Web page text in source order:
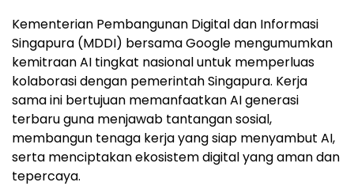
Kementerian Pembangunan Digital dan Informasi
Singapura (MDDI) bersama Google mengumumkan
kemitraan AI tingkat nasional untuk memperluas
kolaborasi dengan pemerintah Singapura. Kerja
sama ini bertujuan memanfaatkan AI generasi
terbaru guna menjawab tantangan sosial,
membangun tenaga kerja yang siap menyambut AI,
serta menciptakan ekosistem digital yang aman dan
tepercaya.